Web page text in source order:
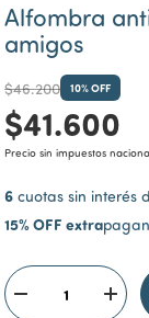
Alfombra
amigos
$46.200 10% OFF
$41.600
Precio sin impuestos
6 cuotas sin interés
15% OFF extra